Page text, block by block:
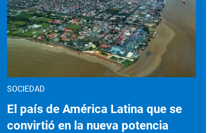
SOCIEDAD
El país de América Latina que se
convirtió en la nueva potencia